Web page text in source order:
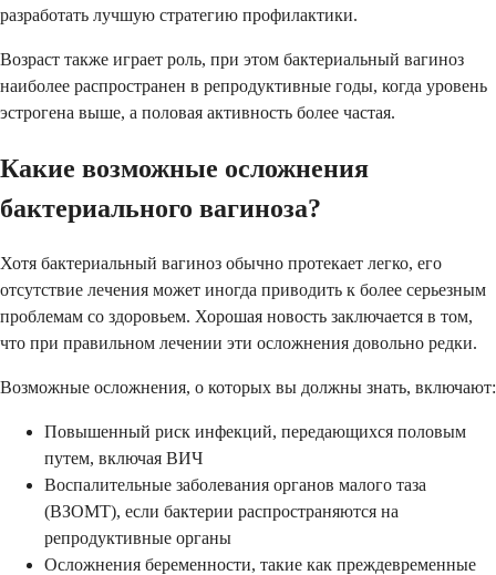
разработать лучшую стратегию профилактики.
Возраст также играет роль, при этом бактериальный вагиноз
наиболее распространен в репродуктивные годы, когда уровень
эстрогена выше, а половая активность более частая.
Какие возможные осложнения
бактериального вагиноза?
Хотя бактериальный вагиноз обычно протекает легко, его
отсутствие лечения может иногда приводить к более серьезным
проблемам со здоровьем. Хорошая новость заключается в том,
что при правильном лечении эти осложнения довольно редки.
Возможные осложнения, о которых вы должны знать, включают:
Повышенный риск инфекций, передающихся половым
путем, включая ВИЧ
Воспалительные заболевания органов малого таза
(ВЗОМТ), если бактерии распространяются на
репродуктивные органы
Осложнения беременности, такие как преждевременные